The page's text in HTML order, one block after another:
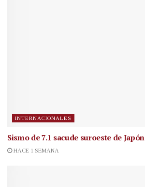
INTERNACIONALES
Sismo de 7.1 sacude suroeste de Japón
HACE 1 SEMANA